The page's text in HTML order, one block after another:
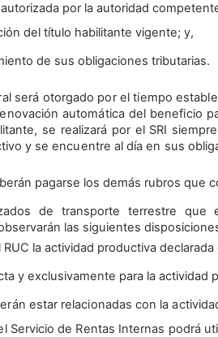
por la autoridad
del título habilitante vigente; y,
de sus obligaciones tributarias.
será otorgado por el tiempo
automática del beneficio
se realizará por el SRI
y se encuentre al día en sus
pagarse los demás rubros que
de transporte terrestre que
las siguientes
la actividad productiva
y exclusivamente para la actividad
estar relacionadas con la
Servicio de Rentas Internas podrá